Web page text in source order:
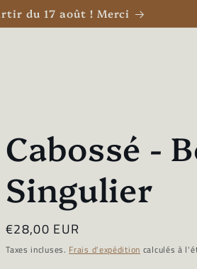
du 17 août ! Merci
Cabossé -
Singulier
Prix
habituel
€28,00 EUR
Taxes incluses. Frais d'expédition calculés à